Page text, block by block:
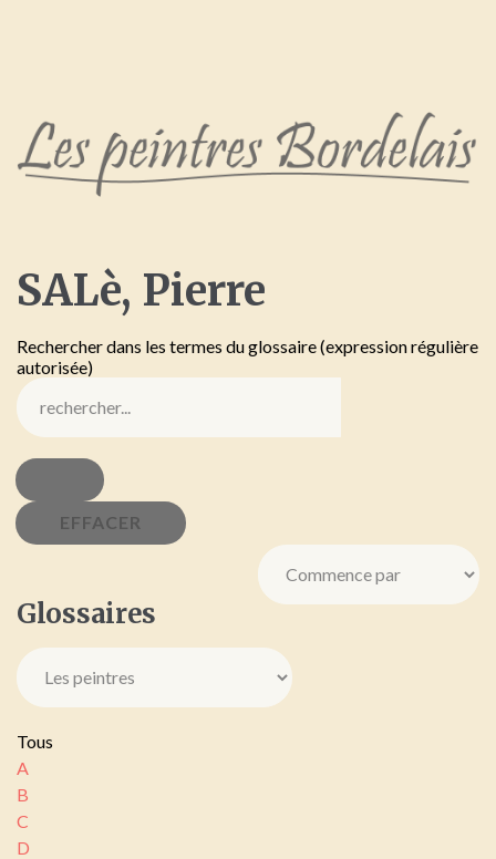
SALè, Pierre
Rechercher dans les termes du glossaire (expression régulière
autorisée)
Glossaires
Tous
A
B
C
D